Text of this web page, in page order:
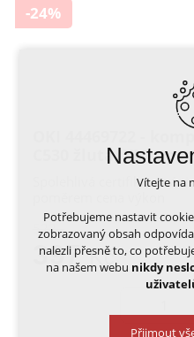
-24%
OKI 44469722 -
C530 žlutá, XL
Spolehlivá certifikovaná
522,-
397Kč
Vítejte na
Potřebujeme nastavit
zobrazovaný obsah
nalezli přesně to, co
na našem webu nikdy
Přijmout